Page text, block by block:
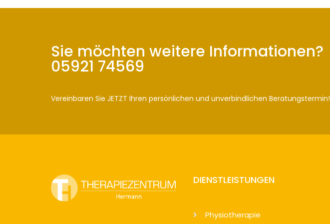
Sie möchten weitere Informationen?
05921 74569
Vereinbaren Sie JETZT Ihren persönlichen und unverbindlichen Beratungstermin!
DIENSTLEISTUNGEN
Physiotherapie